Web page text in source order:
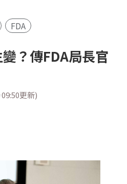
FDA
？傳FDA局長官
更新)